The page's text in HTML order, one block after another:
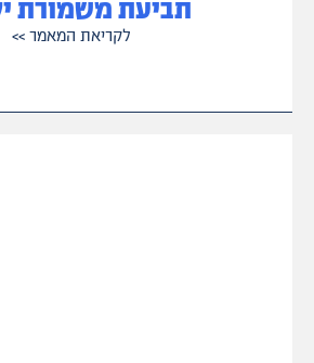
תביעת משמורת
לקריאת המאמר >>